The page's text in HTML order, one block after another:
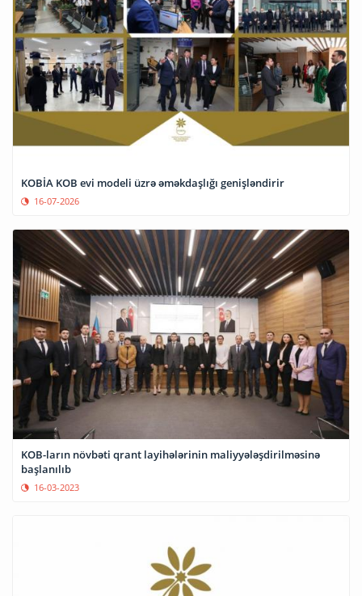
KOBİA KOB evi modeli üzrə əməkdaşlığı genişləndirir
16-07-2026
KOB-ların növbəti qrant layihələrinin maliyyələşdirilməsinə
başlanılıb
16-03-2023